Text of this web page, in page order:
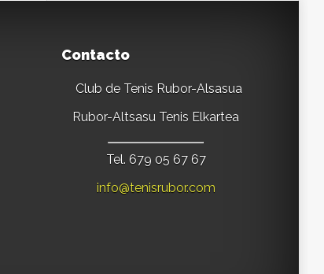
Contacto
Club de Tenis Rubor-Alsasua
Rubor-Altsasu Tenis Elkartea
Tel. 679 05 67 67
info@tenisrubor.com